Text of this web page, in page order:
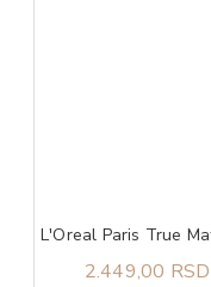
2.449,00 RSD